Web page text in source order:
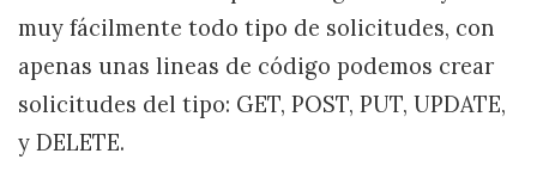
muy fácilmente todo tipo de solicitudes, con
apenas unas lineas de código podemos crear
solicitudes del tipo: GET, POST, PUT, UPDATE,
y DELETE.